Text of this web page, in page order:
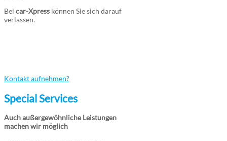
Bei car-Xpress können Sie sich darauf
verlassen.
Kontakt aufnehmen?
Special Services
Auch außergewöhnliche Leistungen
machen wir möglich